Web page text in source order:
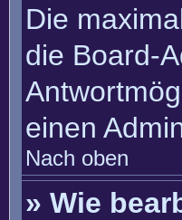
Die
die Board-
einen
Nach oben
» Wie